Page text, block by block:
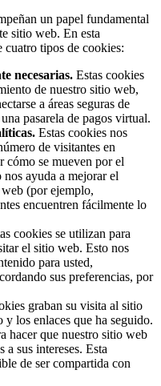
un papel fundamental
sitio web. En esta
cuatro tipos de cookies:
necesarias. Estas cookies
de nuestro sitio web,
a áreas seguras de
pasarela de pagos virtual.
Estas cookies nos
de visitantes en
cómo se mueven por el
ayuda a mejorar el
(por ejemplo,
encuentren fácilmente lo
cookies se utilizan para
el sitio web. Esto nos
para usted,
sus preferencias, por
graban su visita al sitio
los enlaces que ha seguido.
hacer que nuestro sitio web
a sus intereses. Esta
de ser compartida con